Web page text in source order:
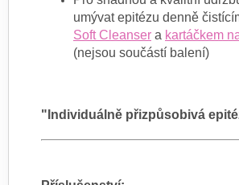
umývat epitézu denně
Soft Cleanser a kartáčkem
(nejsou součástí balení)
"Individuálně přizpůsobivá